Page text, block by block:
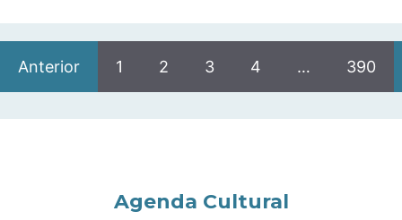
Anterior 1 2 3 4 … 390
Agenda Cultural